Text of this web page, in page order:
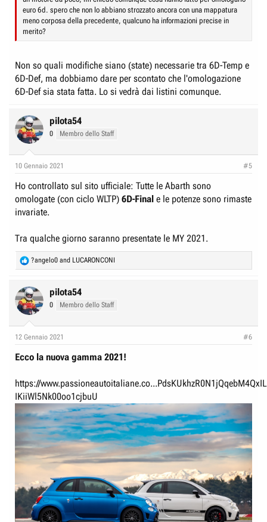
euro 6d. spero che non lo abbiano strozzato ancora con una mappatura
meno corposa della precedente, qualcuno ha informazioni precise in
merito?
Non so quali modifiche siano (state) necessarie tra 6D-Temp e
6D-Def, ma dobbiamo dare per scontato che l'omologazione
6D-Def sia stata fatta. Lo si vedrà dai listini comunque.
pilota54
0 Membro dello Staff
10 Gennaio 2021 #5
Ho controllato sul sito ufficiale: Tutte le Abarth sono
omologate (con ciclo WLTP) 6D-Final e le potenze sono rimaste
invariate.
Tra qualche giorno saranno presentate le MY 2021.
R
e
c
t
i
s
?angelo0 and LUCARONCONI
pilota54
0 Membro dello Staff
12 Gennaio 2021 #6
Ecco la nuova gamma 2021!
https://
IKiiWl5Nk00oo1cjbuU